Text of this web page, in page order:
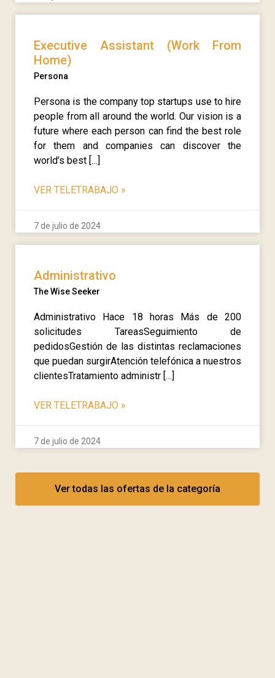
Executive Assistant (Work From
Home)
Persona
Persona is the company top startups use to hire
people from all around the world. Our vision is a
future where each person can find the best role
for them and companies can discover the
world’s best […]
VER TELETRABAJO »
7 de julio de 2024
Administrativo
The Wise Seeker
Administrativo Hace 18 horas Más de 200
solicitudes TareasSeguimiento de
pedidosGestión de las distintas reclamaciones
que puedan surgirAtención telefónica a nuestros
clientesTratamiento administr […]
VER TELETRABAJO »
7 de julio de 2024
Ver todas las ofertas de la categoría